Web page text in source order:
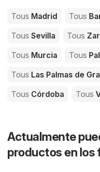
Tous Madrid Tous
Tous Sevilla Tous
Tous Murcia Tous
Tous Las Palmas de
Tous Córdoba Tous
Actualmente
productos en los